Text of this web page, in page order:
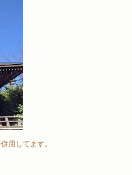
用してます。